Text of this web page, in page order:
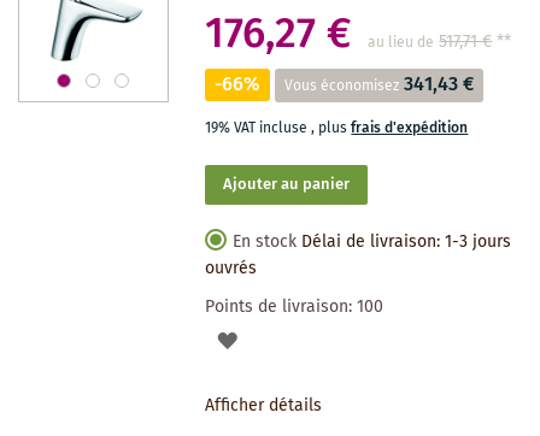
176,27 € au lieu de 517,71 €**
-66% Vous économisez 341,43 €
19% VAT incluse, plusfrais d'expédition
Ajouter au panier
En stock Délai de livraison: 1-3 jours
ouvrés
Points de livraison:100
AJOUTER
Afficher détails